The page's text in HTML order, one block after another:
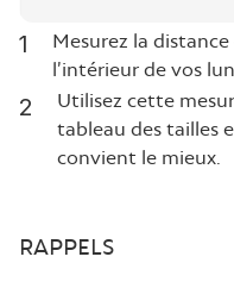
1
Mesurez la
l’intérieur de vos
2
Utilisez cette
tableau des tailles
convient le mieux.
RAPPELS